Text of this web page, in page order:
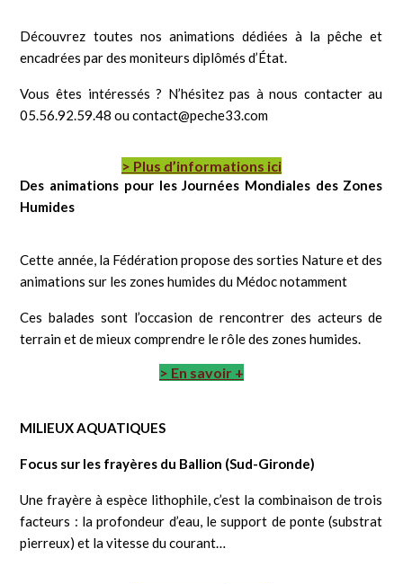
Découvrez toutes nos animations dédiées à la pêche et
encadrées par des moniteurs diplômés d’État.
Vous êtes intéressés ? N’hésitez pas à nous contacter au
05.56.92.59.48 ou contact@peche33.com
> Plus d’informations ici
Des animations pour les Journées Mondiales des Zones
Humides
Cette année, la Fédération propose des sorties Nature et des
animations sur les zones humides du Médoc notamment
Ces balades sont l’occasion de rencontrer des acteurs de
terrain et de mieux comprendre le rôle des zones humides.
> En savoir +
MILIEUX AQUATIQUES
Focus sur les frayères du Ballion (Sud-Gironde)
Une frayère à espèce lithophile, c’est la combinaison de trois
facteurs : la profondeur d’eau, le support de ponte (substrat
pierreux) et la vitesse du courant…